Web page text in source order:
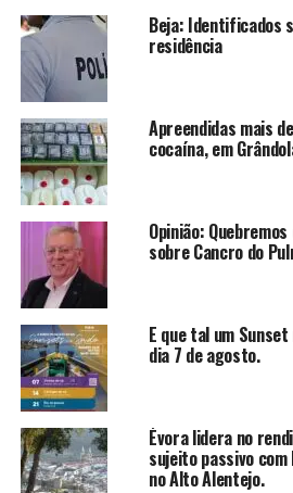
Beja: Identificados
residência
Apreendidas mais
cocaína, em
Opinião:
sobre Cancro do
E que tal um
dia 7 de agosto.
Évora lidera no
sujeito passivo
no Alto Alentejo.